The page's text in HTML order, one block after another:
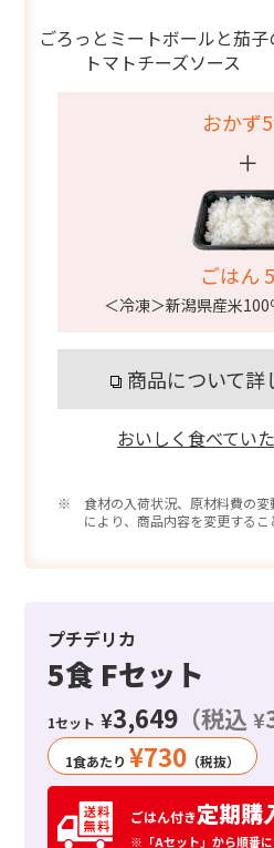
ごろっとミートボールと茄子
トマトチーズソース
おかず
＋
ごはん
＜冷凍＞新潟県産米
商品について詳
おいしく食べてい
※ 食材の入荷状況、原材料費の変
により、商品内容を変更するこ
プチデリカ
5食 Fセット
1セット ¥3,649（税込¥
1食あたり ¥730（税抜）
ごはん付き定期購
※「Aセット」から順番